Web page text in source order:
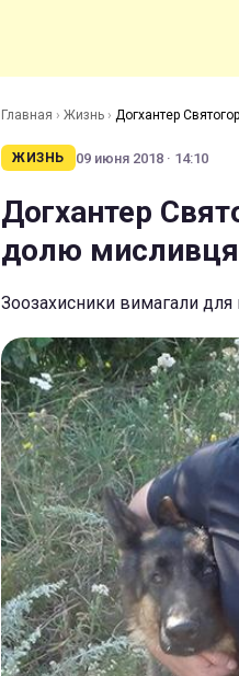
Главная › Жизнь › Догхантер
ЖИЗНЬ 09 июня 2018 · 14:10
Догхантер
долю мисливця
Зоозахисники вимагали для